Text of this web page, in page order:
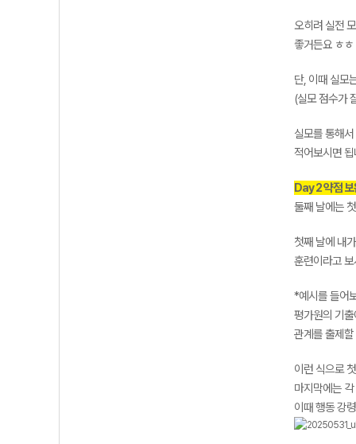
오히려 실전
좋거든요 ㅎㅎ
단, 이때 실모
(실모 점수가
실모를 통해
적어보시면 됩
Day 2 약점
둘째 날에는
첫째 날에 내
훈련이라고
*예시를 들어
평가원의 기
관계를 출제
이런 식으로
마지막에는
이때 행동 강